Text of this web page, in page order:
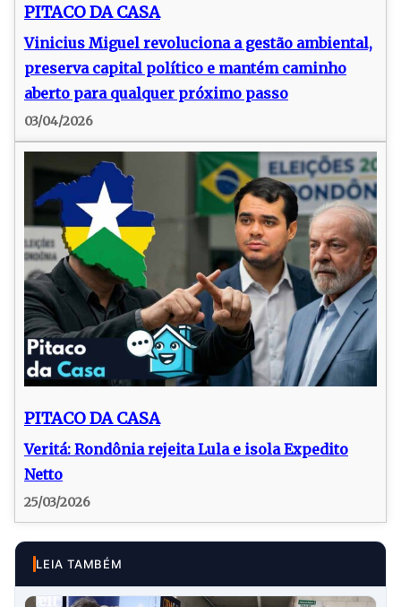
PITACO DA CASA
Vinicius Miguel revoluciona a gestão ambiental,
preserva capital político e mantém caminho
aberto para qualquer próximo passo
03/04/2026
PITACO DA CASA
Veritá: Rondônia rejeita Lula e isola Expedito
Netto
25/03/2026
LEIA TAMBÉM